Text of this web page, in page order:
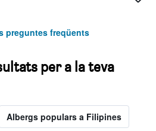
preguntes freqüents
per a la teva
Albergs populars a Filipines